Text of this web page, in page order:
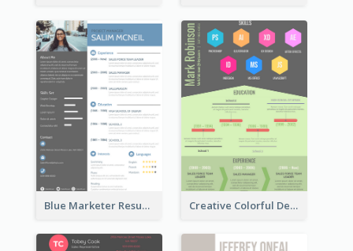
Blue Marketer Resume Creative Colorful Designer Resume